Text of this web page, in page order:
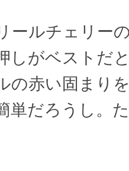
ールチェリー
しがベストだ
の赤い固まり
単だろうし。